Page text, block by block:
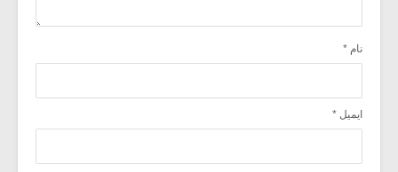
نام *
ایمیل *